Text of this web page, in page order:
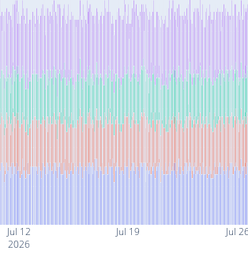
Jul 12
2026
Jul 19 Jul